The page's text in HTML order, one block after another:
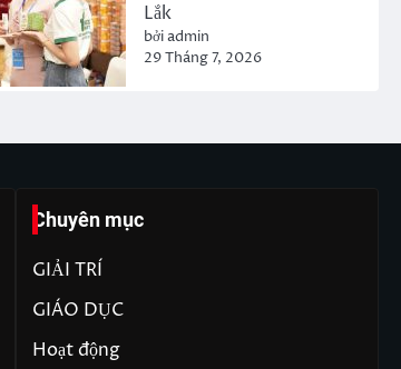
Lắk
bởi admin
29 Tháng 7, 2026
Chuyên mục
GIẢI TRÍ
GIÁO DỤC
Hoạt động